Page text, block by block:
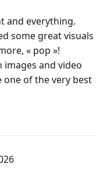
and everything.
some great visuals
« pop »!
and video
of the very best